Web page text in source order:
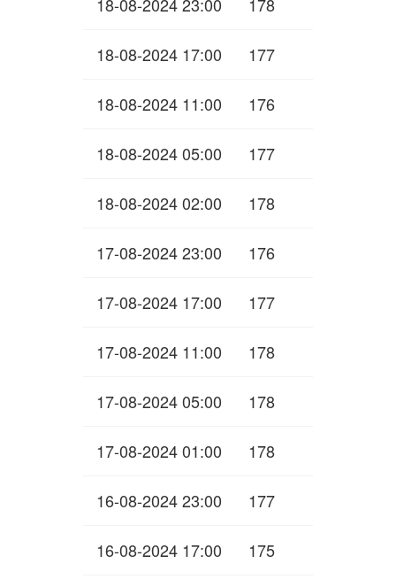
18-08-2024 23:00 178
18-08-2024 17:00 177
18-08-2024 11:00 176
18-08-2024 05:00 177
18-08-2024 02:00 178
17-08-2024 23:00 176
17-08-2024 17:00 177
17-08-2024 11:00 178
17-08-2024 05:00 178
17-08-2024 01:00 178
16-08-2024 23:00 177
16-08-2024 17:00 175